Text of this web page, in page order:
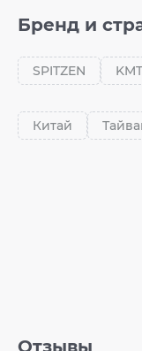
Бренд и
SPITZEN KMT
Китай
Отзывы